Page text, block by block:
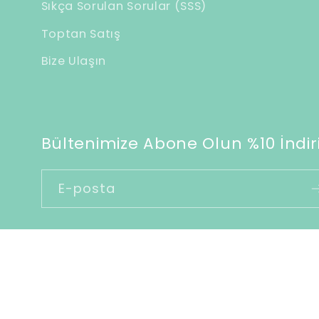
r
i
k
Sıkça Sorulan Sorular (SSS)
Toptan Satış
Bize Ulaşın
Bültenimize Abone Olun %10
E-posta